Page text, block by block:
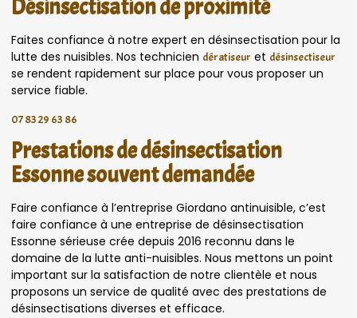
Désinsectisation de proximité
Faites confiance à notre expert en désinsectisation pour la
lutte des nuisibles. Nos technicien dératiseur et désinsectiseur
se rendent rapidement sur place pour vous proposer un
service fiable.
07 83 29 63 86
Prestations de désinsectisation
Essonne souvent demandée
Faire confiance à l’entreprise Giordano antinuisible, c’est
faire confiance à une entreprise de désinsectisation
Essonne sérieuse crée depuis 2016 reconnu dans le
domaine de la lutte anti-nuisibles. Nous mettons un point
important sur la satisfaction de notre clientèle et nous
proposons un service de qualité avec des prestations de
désinsectisations diverses et efficace.